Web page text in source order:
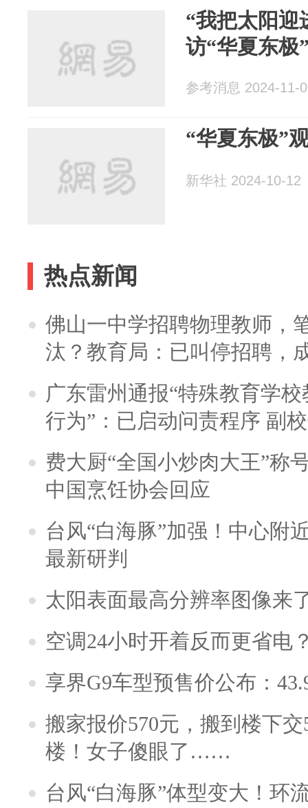
“我把太阳
访“华夏东极
参考消息 2024-11-
“华夏东极”
新华社 2024-10-12
热点新闻
佛山一中学招聘物理教师，
汰？教育局：已叫停招聘，
广东雷州通报“特殊教育学
行为”：已启动问责程序 副
费大厨“全国小炒肉大王”称
中国烹饪协会回应
台风“白海豚”加强！中心附
最新研判
太阳表面最高分辨率图像来
空调24小时开着反而更省电
享界G9车型预售价公布：
搬家报价570元，搬到楼下
楼！女子傻眼了……
台风“白海豚”体型变大！环